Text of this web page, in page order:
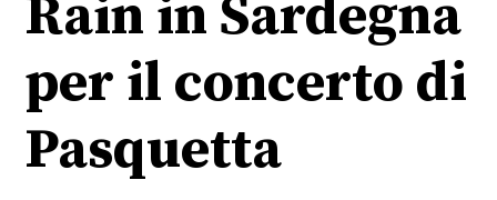
Rain in Sardegna
per il concerto di
Pasquetta